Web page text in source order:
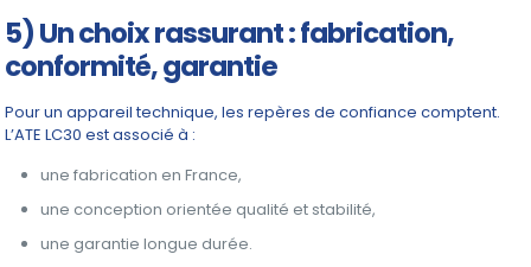
5) Un choix rassurant : fabrication,
conformité, garantie
Pour un appareil technique, les repères de confiance comptent.
L’ATE LC30 est associé à :
une fabrication en France,
une conception orientée qualité et stabilité,
une garantie longue durée.